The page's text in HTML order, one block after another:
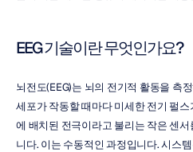
EEG 기술이란 무엇인가요?
뇌전도(EEG)는 뇌의 전기적 활동을 측
세포가 작동할 때마다 미세한 전기 펄스
에 배치된 전극이라고 불리는 작은 센
니다. 이는 수동적인 과정입니다. 시스